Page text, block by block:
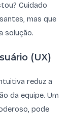
Cuidado
mas que
solução.
(UX)
reduz a
da equipe. Um
pode